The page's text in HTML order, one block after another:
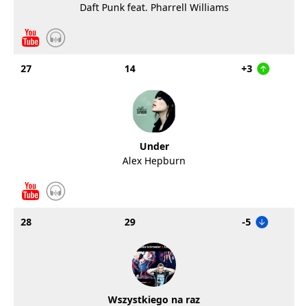
Daft Punk feat. Pharrell Williams
27 14 +3
Under
Alex Hepburn
28 29 -5
Wszystkiego na raz